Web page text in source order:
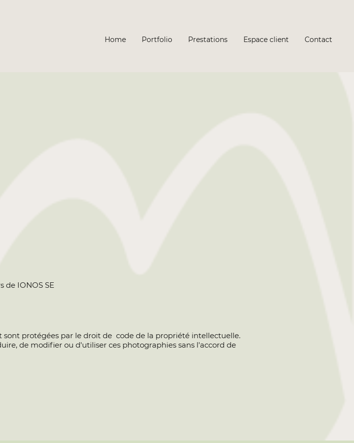
Home Portfolio Prestations Espace client Contact
de IONOS SE
protégées par le droit de code de la propriété intellectuelle.
de modifier ou d'utiliser ces photographies sans l'accord de